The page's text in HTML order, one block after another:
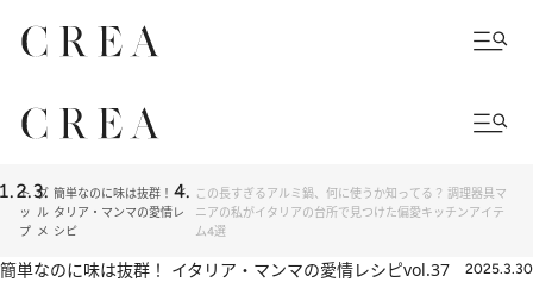
ト
ッ
プ
グ
ル
メ
簡単なのに味は抜群！ イ
タリア・マンマの愛情レ
シピ
この長すぎるアルミ鍋、何に使うか知ってる？ 調理器具マ
ニアの私がイタリアの台所で見つけた偏愛キッチンアイテ
ム4選
簡単なのに味は抜群！ イタリア・マンマの愛情レシピvol.37 2025.3.30